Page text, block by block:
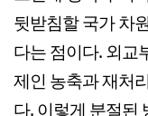
뒷받침할 국가 차
다는 점이다. 외교
제인 농축과 재처
다. 이렇게 분절된